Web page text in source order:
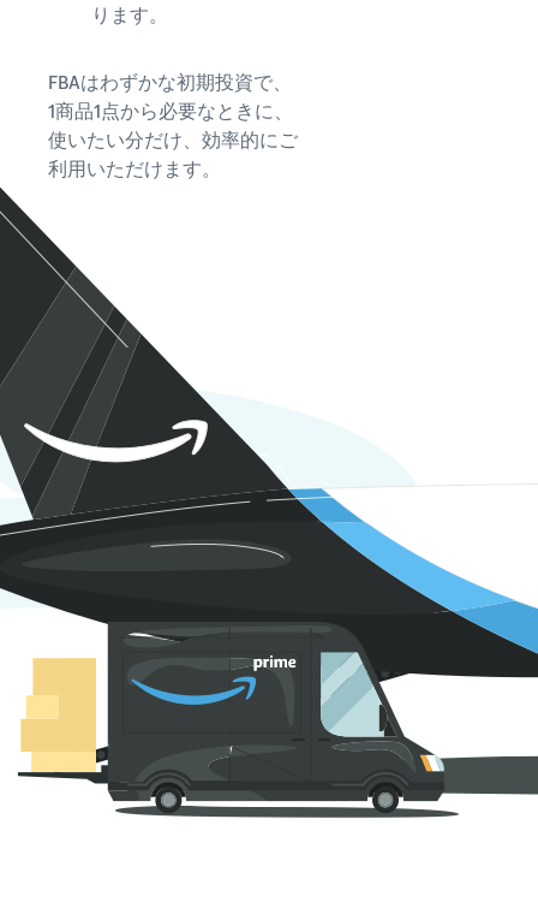
ります。
FBAはわずかな初期投資で、
1商品1点から必要なときに、
使いたい分だけ、効率的にご
利用いただけます。